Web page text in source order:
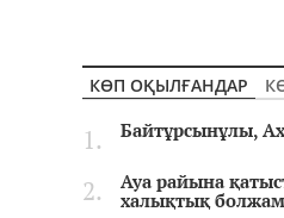
КӨП ОҚЫЛҒАНДАР
Байтұрсынұлы,
Ауа райына
халықтық